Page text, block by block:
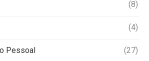
(8)
(4)
Pessoal (27)